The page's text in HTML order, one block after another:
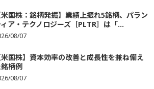
米国株：銘柄発掘】業績上振れ5銘柄、パラン
ア・テクノロジーズ［PLTR］は「...
08/07
米国株】資本効率の改善と成長性を兼ね備え
柄例
08/07